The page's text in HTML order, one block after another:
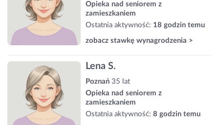
Opieka nad seniorem z
zamieszkaniem
Ostatnia aktywność: 18 godzin temu
zobacz stawkę wynagrodzenia >
Lena S.
Poznań 35 lat
Opieka nad seniorem z
zamieszkaniem
Ostatnia aktywność: 8 godzin temu